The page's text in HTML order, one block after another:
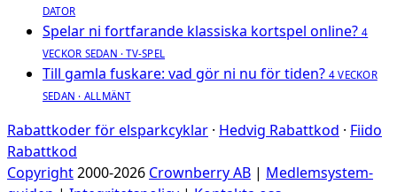
DATOR
Spelar ni fortfarande klassiska kortspel online? 4
VECKOR SEDAN · TV-SPEL
Till gamla fuskare: vad gör ni nu för tiden? 4 VECKOR
SEDAN · ALLMÄNT
Rabattkoder för elsparkcyklar · Hedvig Rabattkod · Fiido
Rabattkod
Copyright2000-2026 Crownberry AB | Medlemsystem-